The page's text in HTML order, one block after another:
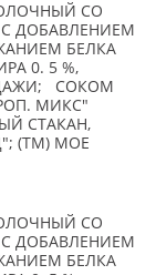
СО
ДОБАВЛЕНИЕМ
БЕЛКА
0. 5 %,
СОКОМ
МИКС"
СТАКАН,
(TM) МОЕ
СО
ДОБАВЛЕНИЕМ
БЕЛКА